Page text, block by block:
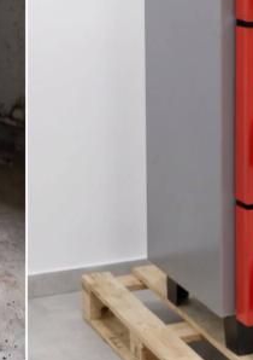
SB 25KW, ZADNÍ HC
)
Kč